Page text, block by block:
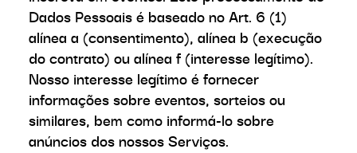
Dados Pessoais é baseado no Art. 6 (1)
alínea a (consentimento), alínea b (execução
do contrato) ou alínea f (interesse legítimo).
Nosso interesse legítimo é fornecer
informações sobre eventos, sorteios ou
similares, bem como informá-lo sobre
anúncios dos nossos Serviços.